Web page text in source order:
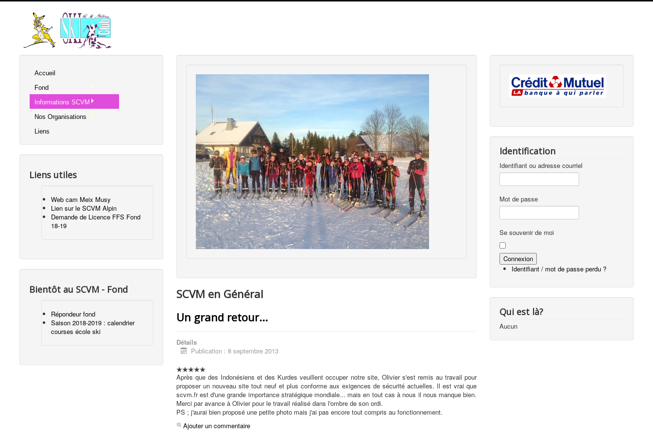
Accueil
Fond
Informations SCVM
Nos Organisations
Liens
Liens utiles
Web cam Meix Musy
Lien sur le SCVM Alpin
Demande de Licence FFS Fond
18-19
Bientôt au SCVM - Fond
Répondeur fond
Saison 2018-2019 : calendrier
courses école ski
SCVM en Général
Un grand retour...
Détails
Publication : 8 septembre 2013
Après que des Indonésiens et des Kurdes veuillent occuper notre site, Olivier s'est remis au travail pour
proposer un nouveau site tout neuf et plus conforme aux exigences de sécurité actuelles. Il est vrai que
scvm.fr est d'une grande importance stratégique mondiale... mais en tout cas à nous il nous manque bien.
Merci par avance à Olivier pour le travail réalisé dans l'ombre de son ordi.
PS ; j'aurai bien proposé une petite photo mais j'ai pas encore tout compris au fonctionnement.
Ajouter un commentaire
Identification
Identifiant ou adresse courriel
Mot de passe
Se souvenir de moi
Identifiant / mot de passe perdu ?
Qui est là?
Aucun